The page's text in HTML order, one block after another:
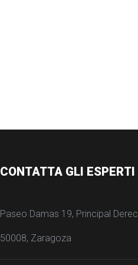
CONTATTA GLI ESPERTI
Paseo Damas 19, Principal
50008, Zaragoza